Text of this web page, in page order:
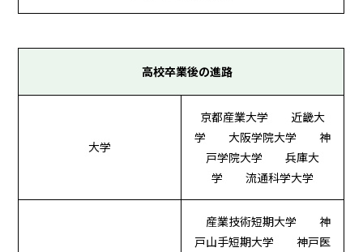
高校卒業後の進路
大学
京都産業大学 近畿大
学 大阪学院大学 神
戸学院大学 兵庫大
学 流通科学大学
産業技術短期大学 神
戸山手短期大学 神戸医